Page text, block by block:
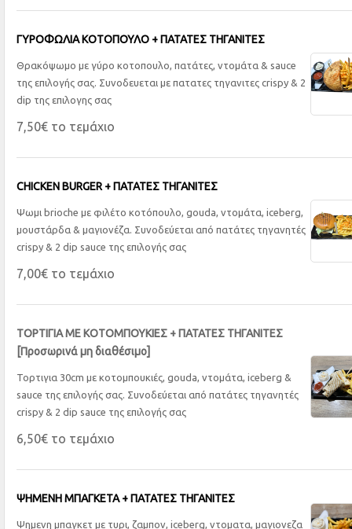
ΓΥΡΟΦΩΛΙΑ ΚΟΤΟΠΟΥΛΟ + ΠΑΤΑΤΕΣ ΤΗΓΑΝΙΤΕΣ
Θρακόψωμο με γύρο κοτοπουλο, πατάτες, ντομάτα & sauce
της επιλογής σας. Συνοδευεται με πατατες τηγανιτες crispy & 2
dip της επιλογης σας
7,50€ το τεμάχιο
CHICKEN BURGER + ΠΑΤΑΤΕΣ ΤΗΓΑΝΙΤΕΣ
Ψωμι brioche με φιλέτο κοτόπουλο, gouda, ντομάτα, iceberg,
μουστάρδα & μαγιονέζα. Συνοδεύεται από πατάτες τηγανητές
crispy & 2 dip sauce της επιλογής σας
7,00€ το τεμάχιο
ΤΟΡΤΙΓΙΑ ΜΕ ΚΟΤΟΜΠΟΥΚΙΕΣ + ΠΑΤΑΤΕΣ ΤΗΓΑΝΙΤΕΣ
[Προσωρινά μη διαθέσιμο]
Τορτιγια 30cm με κοτομπουκιές, gouda, ντομάτα, iceberg &
sauce της επιλογής σας. Συνοδεύεται από πατάτες τηγανητές
crispy & 2 dip sauce της επιλογής σας
6,50€ το τεμάχιο
ΨΗΜΕΝΗ ΜΠΑΓΚΕΤΑ + ΠΑΤΑΤΕΣ ΤΗΓΑΝΙΤΕΣ
Ψημενη μπαγκετ με τυρι, ζαμπον, iceberg, ντοματα, μαγιονεζα